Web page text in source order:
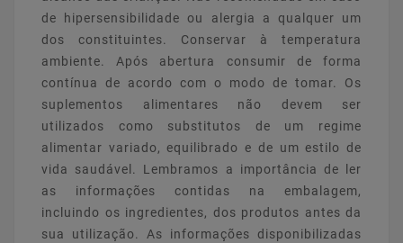
de hipersensibilidade ou alergia a qualquer um
dos constituintes. Conservar à temperatura
ambiente. Após abertura consumir de forma
contínua de acordo com o modo de tomar. Os
suplementos alimentares não devem ser
utilizados como substitutos de um regime
alimentar variado, equilibrado e de um estilo de
vida saudável. Lembramos a importância de ler
as informações contidas na embalagem,
incluindo os ingredientes, dos produtos antes da
sua utilização. As informações disponibilizadas